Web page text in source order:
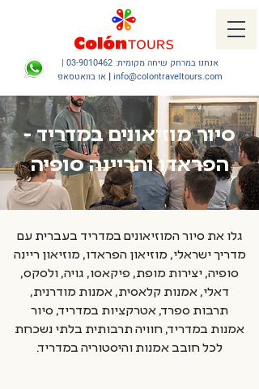
אנחנו במרחק שיחה מקומית:03-9010462
|
info@colontraveltours.com
| או בוואטסאפ
סיור מוזיאונים במדריד -
הפראדו והריינה סופיה
גלו את סיור המוזיאונים במדריד בעברית עם
מדריך ישראלי, מוזיאון הפראדו, מוזיאון ריינה
סופיה, יצירות מופת, פיקאסו, גויה, ולסקס,
דאלי, אמנות קלאסית, אמנות מודרנית,
תרבות ספרד, אטרקציות במדריד, סיור
אמנות במדריד, חוויה תרבותית בלתי נשכחת
לכל חובב אמנות והיסטוריה במדריד.